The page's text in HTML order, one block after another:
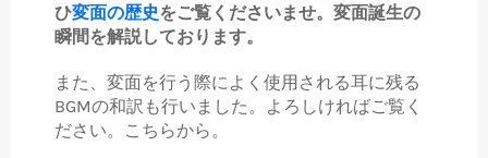
ひ変面の歴史をご覧くださいませ。変面誕生の
瞬間を解説しております。
また、変面を行う際によく使用される耳に残る
BGMの和訳も行いました。よろしければご覧く
ださい。こちらから。